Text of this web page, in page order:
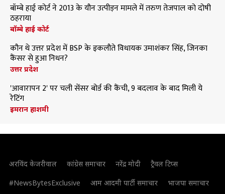
बॉम्बे हाई कोर्ट ने 2013 के यौन उत्पीड़न मामले में तरुण तेजपाल को दोषी
ठहराया
बॉम्बे हाई कोर्ट
कौन थे उत्तर प्रदेश में BSP के इकलौते विधायक उमाशंकर सिंह, जिनका
कैंसर से हुआ निधन?
उत्तर प्रदेश
'आवारापन 2' पर चली सेंसर बोर्ड की कैंची, 9 बदलाव के बाद मिली ये
रेटिंग
इमरान हाशमी
अरविंद केजरीवाल कांग्रेस समाचार नरेंद्र मोदी
ट्रैवल टिप्स
#NewsBytesExclusive
आम आदमी पार्टी समाचार
भाजपा समाचार